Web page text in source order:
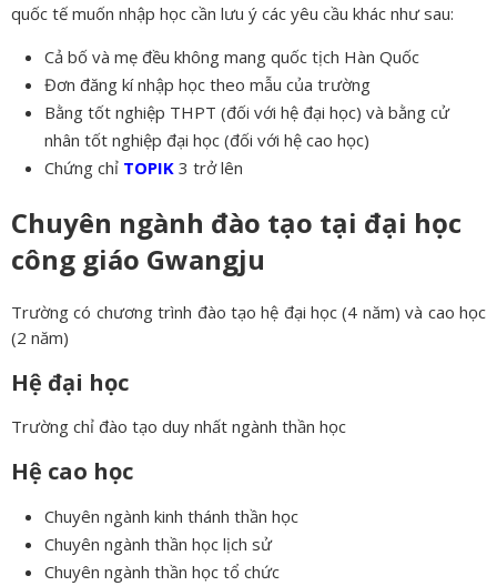
quốc tế muốn nhập học cần lưu ý các yêu cầu khác như sau:
Cả bố và mẹ đều không mang quốc tịch Hàn Quốc
Đơn đăng kí nhập học theo mẫu của trường
Bằng tốt nghiệp THPT (đối với hệ đại học) và bằng cử
nhân tốt nghiệp đại học (đối với hệ cao học)
Chứng chỉ TOPIK 3 trở lên
Chuyên ngành đào tạo tại đại học
công giáo Gwangju
Trường có chương trình đào tạo hệ đại học (4 năm) và cao học
(2 năm)
Hệ đại học
Trường chỉ đào tạo duy nhất ngành thần học
Hệ cao học
Chuyên ngành kinh thánh thần học
Chuyên ngành thần học lịch sử
Chuyên ngành thần học tổ chức